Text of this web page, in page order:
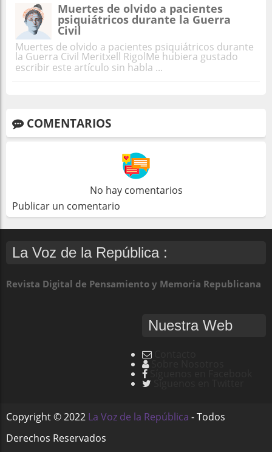
Muertes de olvido a pacientes
psiquiátricos durante la Guerra
Civil
Muertes de olvido a pacientes psiquiátricos durante
la Guerra Civil Meritxell RigolMe hubiera gustado
escribir este artículo sin habla ...
COMENTARIOS
No hay comentarios
Publicar un comentario
La Voz de la República :
Revista Digital de Pensamiento y Memoria Republicana
Nuestra Web
Copyright ©2022 La Voz de la República - Todos
Derechos Reservados